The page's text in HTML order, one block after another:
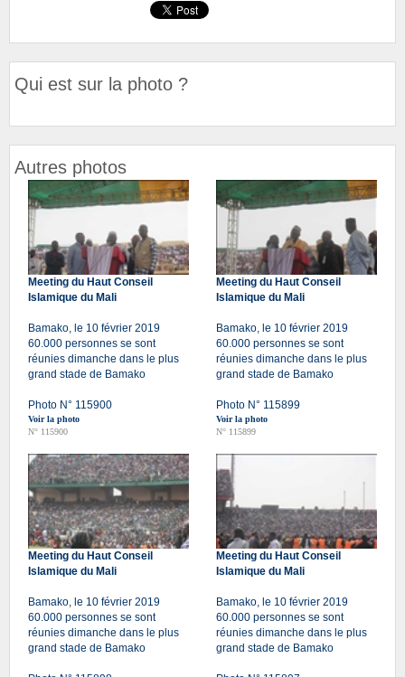
Qui est sur la photo ?
Autres photos
Meeting du Haut Conseil
Islamique du Mali
Bamako, le 10 février 2019
60.000 personnes se sont
réunies dimanche dans le plus
grand stade de Bamako
Photo N° 115900
Voir la photo
N° 115900
Meeting du Haut Conseil
Islamique du Mali
Bamako, le 10 février 2019
60.000 personnes se sont
réunies dimanche dans le plus
grand stade de Bamako
Photo N° 115899
Voir la photo
N° 115899
Meeting du Haut Conseil
Islamique du Mali
Bamako, le 10 février 2019
60.000 personnes se sont
réunies dimanche dans le plus
grand stade de Bamako
Meeting du Haut Conseil
Islamique du Mali
Bamako, le 10 février 2019
60.000 personnes se sont
réunies dimanche dans le plus
grand stade de Bamako